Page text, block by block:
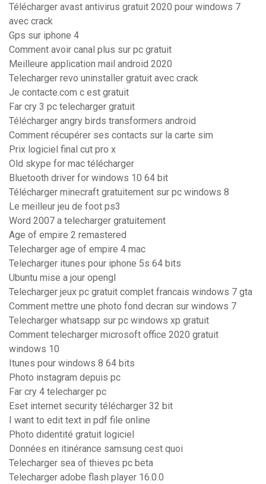
Télécharger avast antivirus gratuit 2020 pour windows 7
avec crack
Gps sur iphone 4
Comment avoir canal plus sur pc gratuit
Meilleure application mail android 2020
Telecharger revo uninstaller gratuit avec crack
Je contacte.com c est gratuit
Far cry 3 pc telecharger gratuit
Télécharger angry birds transformers android
Comment récupérer ses contacts sur la carte sim
Prix logiciel final cut pro x
Old skype for mac télécharger
Bluetooth driver for windows 10 64 bit
Télécharger minecraft gratuitement sur pc windows 8
Le meilleur jeu de foot ps3
Word 2007 a telecharger gratuitement
Age of empire 2 remastered
Telecharger age of empire 4 mac
Telecharger itunes pour iphone 5s 64 bits
Ubuntu mise a jour opengl
Telecharger jeux pc gratuit complet francais windows 7 gta
Comment mettre une photo fond decran sur windows 7
Telecharger whatsapp sur pc windows xp gratuit
Comment telecharger microsoft office 2020 gratuit
windows 10
Itunes pour windows 8 64 bits
Photo instagram depuis pc
Far cry 4 telecharger pc
Eset internet security télécharger 32 bit
I want to edit text in pdf file online
Photo didentité gratuit logiciel
Données en itinérance samsung cest quoi
Telecharger sea of thieves pc beta
Telecharger adobe flash player 16.0.0